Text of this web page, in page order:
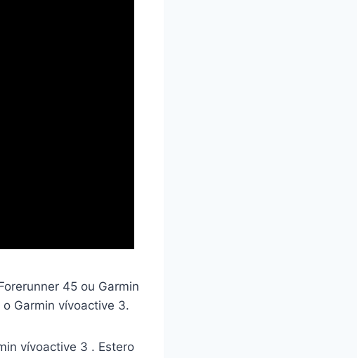
45 ou Garmin
Garmin vívoactive 3.
vívoactive 3 . Estero